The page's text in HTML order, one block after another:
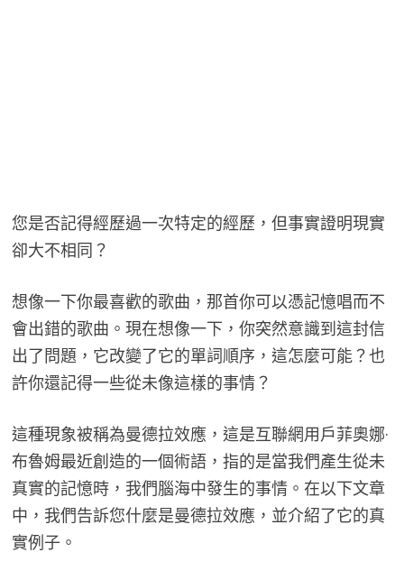
您是否記得經歷過一次特定的經歷，但事實證明現實
卻大不相同？
想像一下你最喜歡的歌曲，那首你可以憑記憶唱而不
會出錯的歌曲。現在想像一下，你突然意識到這封信
出了問題，它改變了它的單詞順序，這怎麼可能？也
許你還記得一些從未像這樣的事情？
這種現象被稱為曼德拉效應，這是互聯網用戶菲奧娜·
布魯姆最近創造的一個術語，指的是當我們產生從未
真實的記憶時，我們腦海中發生的事情。在以下文章
中，我們告訴您什麼是曼德拉效應，並介紹了它的真
實例子。